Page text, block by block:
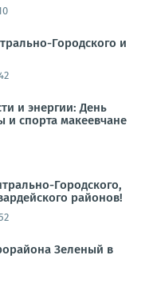
Городского и
и энергии: День
и спорта макеевчане
Городского,
районов!
Зеленый в